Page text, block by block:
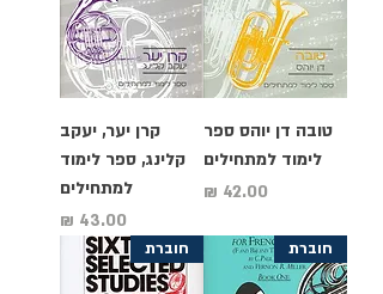
טובה דן יוהס ספר
לימוד למתחילים
מחיר
קרן יער, יעקב
קלינג, ספר לימוד
למתחילים
מחיר
חוברת חוברת